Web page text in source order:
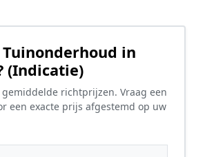
in
(Indicatie)
richtprijzen. Vraag een
een exacte prijs afgestemd op uw